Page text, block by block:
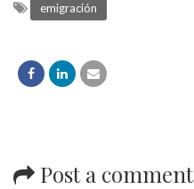
emigración
Post a comment